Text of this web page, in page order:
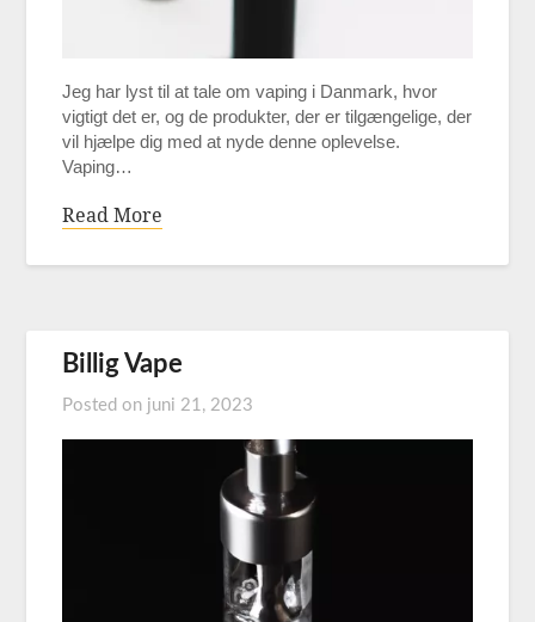
Jeg har lyst til at tale om vaping i Danmark, hvor
vigtigt det er, og de produkter, der er tilgængelige, der
vil hjælpe dig med at nyde denne oplevelse.
Vaping…
Read More
Billig Vape
Posted on juni 21, 2023